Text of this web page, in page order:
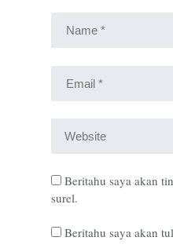
Beritahu saya akan
surel.
Beritahu saya akan